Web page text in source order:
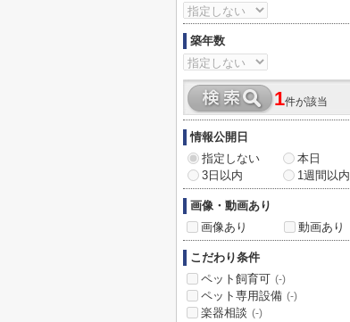
築年数
1件が該当
情報公開日
指定しない
本日
3日以内
1週間以内
画像・動画あり
画像あり
動画あり
こだわり条件
ペット飼育可 (-)
ペット専用設備 (-)
楽器相談 (-)